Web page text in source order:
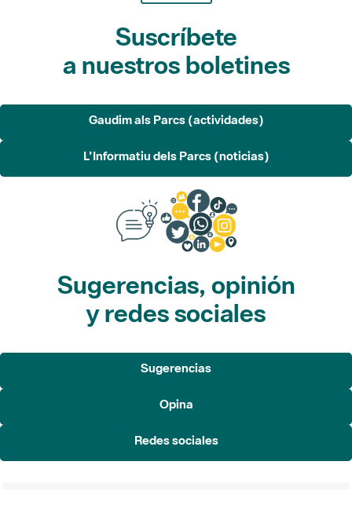
Suscríbete
a nuestros boletines
Gaudim als Parcs (actividades)
L'Informatiu dels Parcs (noticias)
Sugerencias, opinión
y redes sociales
Sugerencias
Opina
Redes sociales